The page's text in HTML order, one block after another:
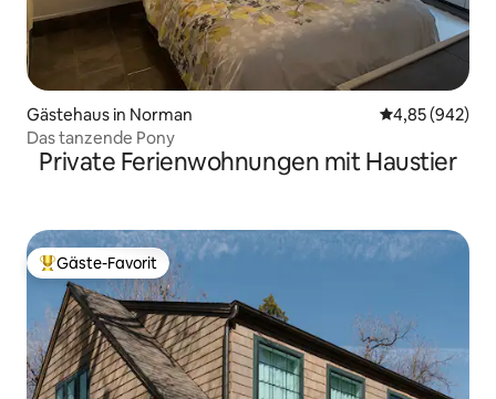
Gästehaus in Norman
4,85 (942)
Das tanzende Pony
Private Ferienwohnungen mit Haustier
Beliebter Gäste-Favorit.
Gäste-Favorit